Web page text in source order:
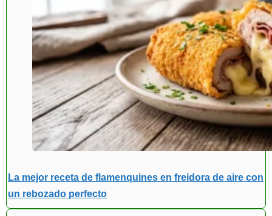
La mejor receta de flamenquines en freidora de aire con
un rebozado perfecto